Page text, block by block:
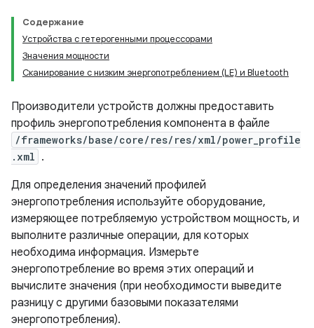
Содержание
Устройства с гетерогенными процессорами
Значения мощности
Сканирование с низким энергопотреблением (LE) и Bluetooth
Производители устройств должны предоставить
профиль энергопотребления компонента в файле
/frameworks/base/core/res/res/xml/power_profile
.xml .
Для определения значений профилей
энергопотребления используйте оборудование,
измеряющее потребляемую устройством мощность, и
выполните различные операции, для которых
необходима информация. Измерьте
энергопотребление во время этих операций и
вычислите значения (при необходимости выведите
разницу с другими базовыми показателями
энергопотребления).